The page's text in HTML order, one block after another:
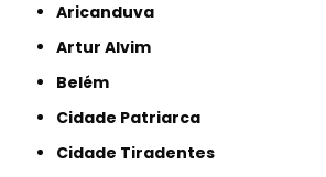
Aricanduva
Artur Alvim
Belém
Cidade Patriarca
Cidade Tiradentes